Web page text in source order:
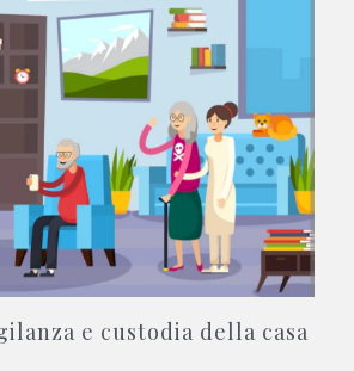
e custodia della casa